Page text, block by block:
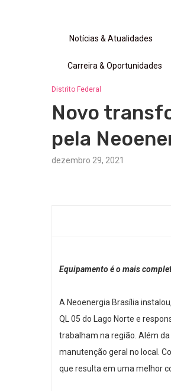
Notícias & Atualidades
Carreira & Oportunidades
Distrito Federal
Novo
pela
dezembro 29, 2021
Equipamento é o mais
A Neoenergia Brasília
QL 05 do Lago Norte e
trabalham na região. Além
manutenção geral no local.
que resulta em uma melhor